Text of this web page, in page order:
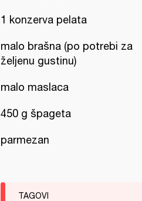
1 konzerva pelata
malo brašna (po potrebi za
željenu gustinu)
malo maslaca
450 g špageta
parmezan
TAGOVI